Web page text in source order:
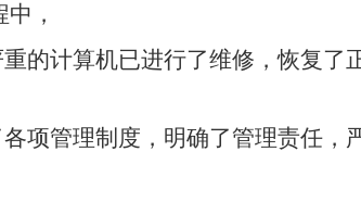
，
的计算机已进行了维修，恢复了
项管理制度，明确了管理责任，